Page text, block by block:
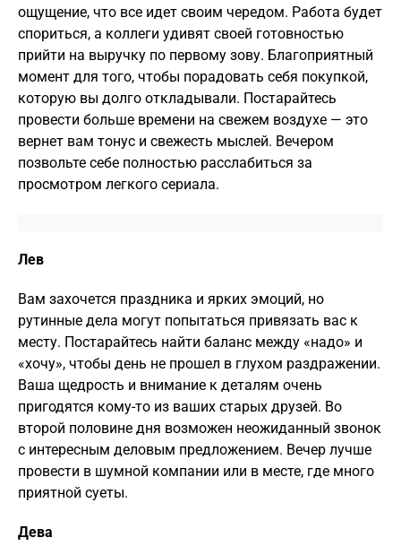
ощущение, что все идет своим чередом. Работа будет
спориться, а коллеги удивят своей готовностью
прийти на выручку по первому зову. Благоприятный
момент для того, чтобы порадовать себя покупкой,
которую вы долго откладывали. Постарайтесь
провести больше времени на свежем воздухе — это
вернет вам тонус и свежесть мыслей. Вечером
позвольте себе полностью расслабиться за
просмотром легкого сериала.
Лев
Вам захочется праздника и ярких эмоций, но
рутинные дела могут попытаться привязать вас к
месту. Постарайтесь найти баланс между «надо» и
«хочу», чтобы день не прошел в глухом раздражении.
Ваша щедрость и внимание к деталям очень
пригодятся кому-то из ваших старых друзей. Во
второй половине дня возможен неожиданный звонок
с интересным деловым предложением. Вечер лучше
провести в шумной компании или в месте, где много
приятной суеты.
Дева